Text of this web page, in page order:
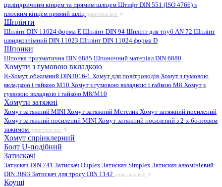
циліндричним кінцем та прямим шліцем Штифт DIN 551 (ISO 4766) з
плоским кінцем прямий шліц дивитись все
Шплінти
Шплінт DIN 11024 форма E Шплінт DIN 94 Шплінт для труб AN 72 Шплінт
швидкознімний DIN 11023 Шплінт DIN 11024 форма D
Шпонки
Шпонка призматична DIN 6885 Шпоночний матеріал DIN 6880
Хомути з гумовою вкладкою
R-Хомут обжимний DIN3016-1 Хомут для повітроводів Хомут з гумовою
вкладкою і гайкою M10 Хомут з гумовою вкладкою і гайкою M8 Хомут з
гумовою вкладкою і гайкою М8/M10
Хомути затяжні
Хомут затяжний MINI Хомут затяжний МетеликХомут затяжний посилений
Хомут затяжний посилений MINI Хомут затяжний посилений з 2-х болтовим
зажимом дивитись все
Хомут спрінклерний
Болт U-подібний
Затискачі
Затискач DIN 741 Затискач Duplex Затискач Simplex Затискач алюмінієвий
DIN 3093 Затискач для тросу DIN 1142 дивитись все
Коуші